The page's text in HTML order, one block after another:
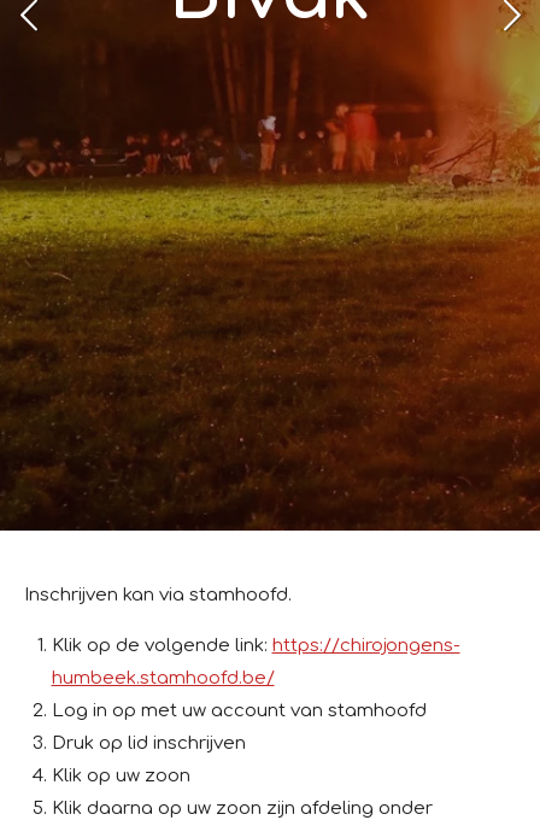
Inschrijven kan via stamhoofd.
Klik op de volgende link: https://chirojongens-
humbeek.stamhoofd.be/
Log in op met uw account van stamhoofd
Druk op lid inschrijven
Klik op uw zoon
Klik daarna op uw zoon zijn afdeling onder